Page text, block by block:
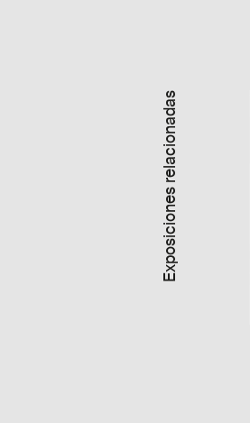
Exposiciones relacionadas